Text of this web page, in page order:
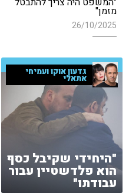
מזמן"
26/10/2025
גדעון אוקו ועמיחי
אתאלי
"היחידי שקיבל כסף
הוא פלדשטיין עבור
עבודתו"